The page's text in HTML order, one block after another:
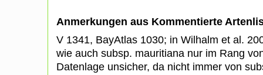
Anmerkungen aus Kommentierte
V 1341, BayAtlas 1030; in Wilhalm et al.
wie auch subsp. mauritiana nur im Rang
Datenlage unsicher, da nicht immer von